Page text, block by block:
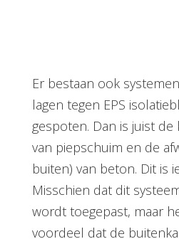
Er bestaan ook
lagen tegen EPS
gespoten. Dan is juist
van piepschuim en de
buiten) van beton. Dit is
Misschien dat dit
wordt toegepast, maar
voordeel dat de